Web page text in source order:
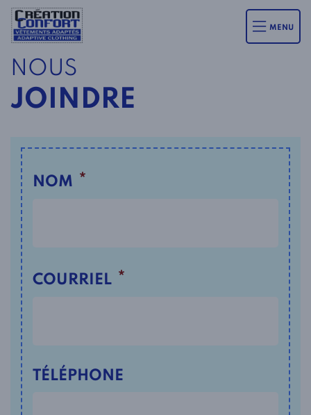
MENU
NOUS
JOINDRE
NOM *
COURRIEL *
TÉLÉPHONE